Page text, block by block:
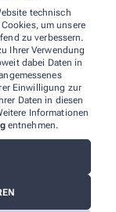
technisch
um unsere
zu verbessern.
Ihrer Verwendung
dabei Daten in
Einwilligung zur
Daten in diesen
Informationen
entnehmen.